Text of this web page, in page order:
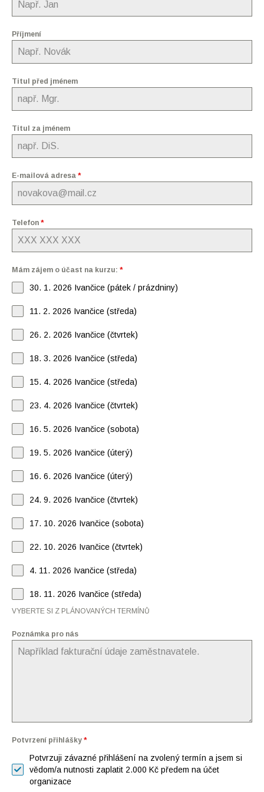
Příjmení
Titul před jménem
Titul za jménem
E-mailová adresa *
Telefon *
Mám zájem o účast na kurzu: *
30. 1. 2026 Ivančice (pátek / prázdniny)
11. 2. 2026 Ivančice (středa)
26. 2. 2026 Ivančice (čtvrtek)
18. 3. 2026 Ivančice (středa)
15. 4. 2026 Ivančice (středa)
23. 4. 2026 Ivančice (čtvrtek)
16. 5. 2026 Ivančice (sobota)
19. 5. 2026 Ivančice (úterý)
16. 6. 2026 Ivančice (úterý)
24. 9. 2026 Ivančice (čtvrtek)
17. 10. 2026 Ivančice (sobota)
22. 10. 2026 Ivančice (čtvrtek)
4. 11. 2026 Ivančice (středa)
18. 11. 2026 Ivančice (středa)
VYBERTE SI Z PLÁNOVANÝCH TERMÍNŮ
Poznámka pro nás
Potvrzení přihlášky *
Potvrzuji závazné přihlášení na zvolený termín a jsem si
vědom/a nutnosti zaplatit 2.000 Kč předem na účet
organizace